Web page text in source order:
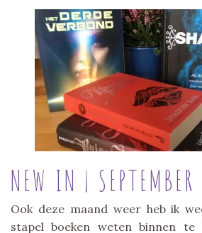
NEW IN | SEPTEMBER
Ook deze maand weer heb ik
stapel boeken weten binnen te